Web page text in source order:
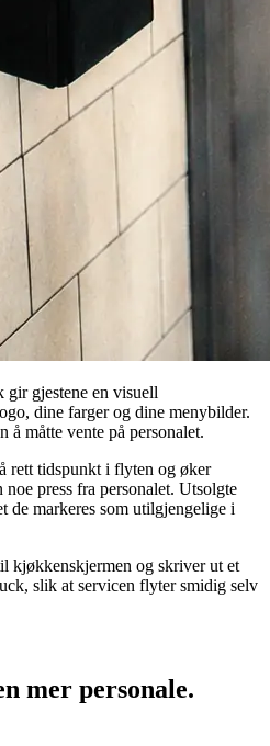
gir gjestene en visuell
dine farger og dine menybilder.
å måtte vente på personalet.
rett tidspunkt i flyten og øker
press fra personalet. Utsolgte
de markeres som utilgjengelige i
kjøkkenskjermen og skriver ut et
slik at servicen flyter smidig selv
mer personale.